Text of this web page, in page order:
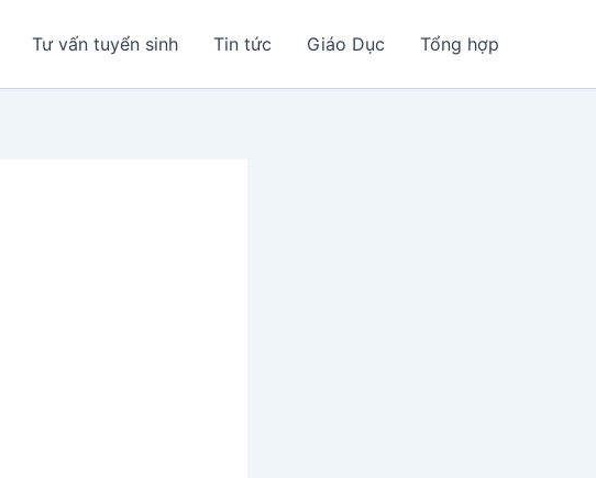
Tư vấn tuyển sinh Tin tức Giáo Dục Tổng hợp